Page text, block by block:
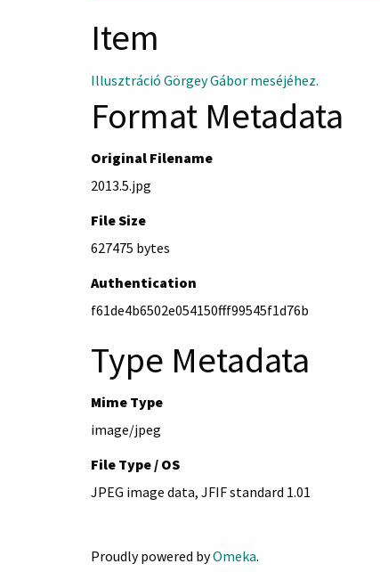
Item
Illusztráció Görgey Gábor meséjéhez.
Format Metadata
Original Filename
2013.5.jpg
File Size
627475 bytes
Authentication
f61de4b6502e054150fff99545f1d76b
Type Metadata
Mime Type
image/jpeg
File Type / OS
JPEG image data, JFIF standard 1.01
Proudly powered byOmeka.